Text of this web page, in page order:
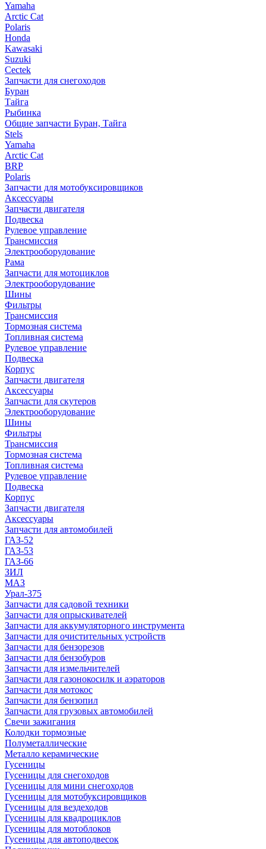
Yamaha
Arctic Cat
Polaris
Honda
Kawasaki
Suzuki
Cectek
Запчасти для снегоходов
Буран
Тайга
Рыбинка
Общие запчасти Буран, Тайга
Stels
Yamaha
Arctic Cat
BRP
Polaris
Запчасти для мотобуксировщиков
Аксессуары
Запчасти двигателя
Подвеска
Рулевое управление
Трансмиссия
Электрооборудование
Рама
Запчасти для мотоциклов
Электрооборудование
Шины
Фильтры
Трансмиссия
Тормозная система
Топливная система
Рулевое управление
Подвеска
Корпус
Запчасти двигателя
Аксессуары
Запчасти для скутеров
Электрооборудование
Шины
Фильтры
Трансмиссия
Тормозная система
Топливная система
Рулевое управление
Подвеска
Корпус
Запчасти двигателя
Аксессуары
Запчасти для автомобилей
ГАЗ-52
ГАЗ-53
ГАЗ-66
ЗИЛ
МАЗ
Урал-375
Запчасти для садовой техники
Запчасти для опрыскивателей
Запчасти для аккумуляторного инструмента
Запчасти для очистительных устройств
Запчасти для бензорезов
Запчасти для бензобуров
Запчасти для измельчителей
Запчасти для газонокосилк и аэраторов
Запчасти для мотокос
Запчасти для бензопил
Запчасти для грузовых автомобилей
Свечи зажигания
Колодки тормозные
Полуметаллические
Металло керамические
Гусеницы
Гусеницы для снегоходов
Гусеницы для мини снегоходов
Гусеницы для мотобуксировщиков
Гусеницы для вездеходов
Гусеницы для квадроциклов
Гусеницы для мотоблоков
Гусеницы для автоподвесок